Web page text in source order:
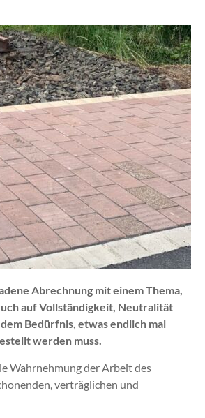
Abrechnung mit einem Thema,
auf Vollständigkeit, Neutralität
Bedürfnis, etwas endlich mal
werden muss.
Wahrnehmung der Arbeit des
verträglichen und